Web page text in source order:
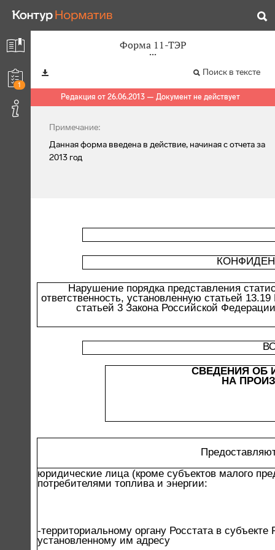
1
Форма 11-ТЭР
Поиск в тексте
Редакция от 26.06.2013 — Документ не действует
Примечание:
Данная форма введена в действие, начиная с отчета за
2013 год
Нарушение порядка представления
ответственность, установленную статьей
статьей 3 Закона Российской
СВЕДЕНИЯ ОБ
НА
юридические лица (кроме субъектов малого
потребителями топлива и энергии:
-территориальному органу Росстата в
установленному им адресу